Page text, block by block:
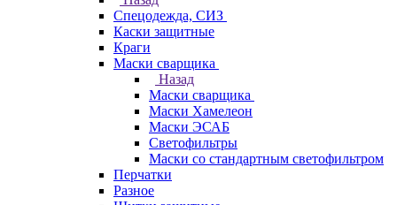
Спецодежда, СИЗ
Каски защитные
Краги
Маски сварщика
Назад
Маски сварщика
Маски Хамелеон
Маски ЭСАБ
Светофильтры
Маски со стандартным светофильтром
Перчатки
Разное